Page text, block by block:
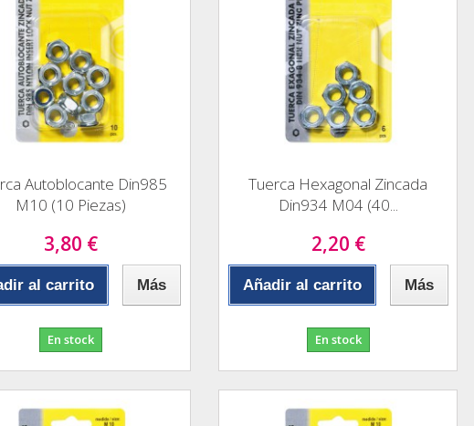
Autoblocante Din985
M10 (10 Piezas)
3,80 €
al carrito Más
En stock
Tuerca Hexagonal Zincada
Din934 M04 (40...
2,20 €
Añadir al carrito Más
En stock